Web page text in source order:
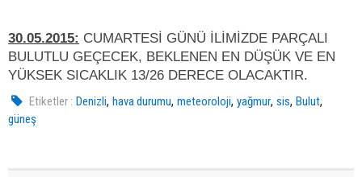
30.05.2015: CUMARTESİ GÜNÜ İLİMİZDE PARÇALI
BULUTLU GEÇECEK, BEKLENEN EN DÜŞÜK VE EN
YÜKSEK SICAKLIK 13/26 DERECE OLACAKTIR.
Etiketler : Denizli,hava durumu,meteoroloji,yağmur,sis,Bulut,
güneş